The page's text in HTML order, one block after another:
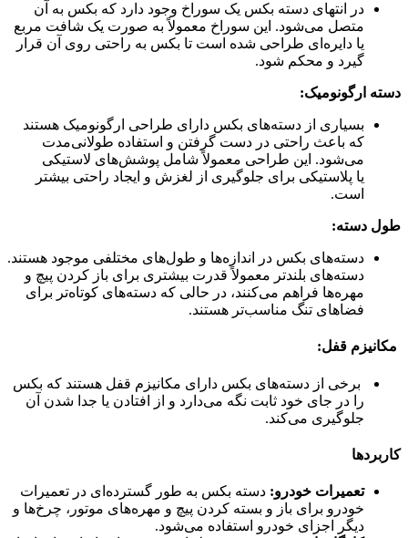
در انتهای دسته بکس یک سوراخ وجود دارد که بکس به آن
متصل می‌شود. این سوراخ معمولاً به صورت یک شافت مربع
یا دایره‌ای طراحی شده است تا بکس به راحتی روی آن قرار
گیرد و محکم شود.
دسته ارگونومیک:
بسیاری از دسته‌های بکس دارای طراحی ارگونومیک هستند
که باعث راحتی در دست گرفتن و استفاده طولانی‌مدت
می‌شود. این طراحی معمولاً شامل پوشش‌های لاستیکی
یا پلاستیکی برای جلوگیری از لغزش و ایجاد راحتی بیشتر
است.
طول دسته:
دسته‌های بکس در اندازه‌ها و طول‌های مختلفی موجود هستند.
دسته‌های بلندتر معمولاً قدرت بیشتری برای باز کردن پیچ و
مهره‌ها فراهم می‌کنند، در حالی که دسته‌های کوتاه‌تر برای
فضاهای تنگ مناسب‌تر هستند.
مکانیزم قفل:
برخی از دسته‌های بکس دارای مکانیزم قفل هستند که بکس
را در جای خود ثابت نگه می‌دارد و از افتادن یا جدا شدن آن
جلوگیری می‌کند.
کاربردها
تعمیرات خودرو: دسته بکس به طور گسترده‌ای در تعمیرات
خودرو برای باز و بسته کردن پیچ و مهره‌های موتور، چرخ‌ها و
دیگر اجزای خودرو استفاده می‌شود.